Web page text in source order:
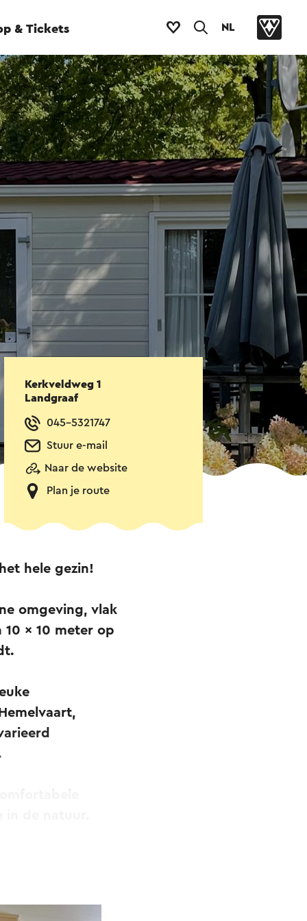
& Tickets NL
Kerkveldweg 1
Landgraaf
045-5321747
Stuur e-mail
Naar de website
Plan je route
hele gezin!
omgeving, vlak
x 10 meter op